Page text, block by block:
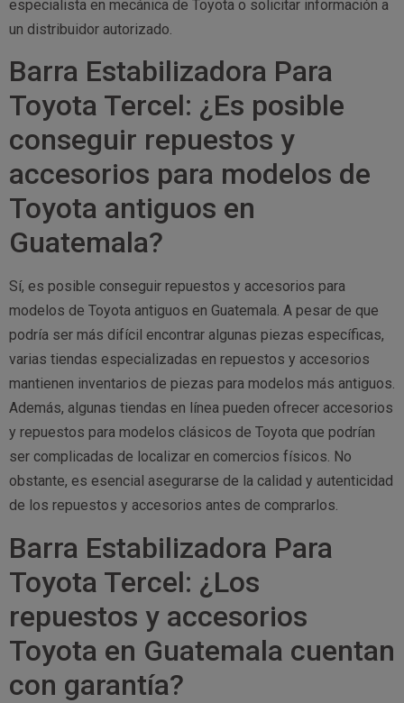
especialista en mecánica de Toyota o solicitar información a
un distribuidor autorizado.
Barra Estabilizadora Para
Toyota Tercel: ¿Es posible
conseguir repuestos y
accesorios para modelos de
Toyota antiguos en
Guatemala?
Sí, es posible conseguir repuestos y accesorios para
modelos de Toyota antiguos en Guatemala. A pesar de que
podría ser más difícil encontrar algunas piezas específicas,
varias tiendas especializadas en repuestos y accesorios
mantienen inventarios de piezas para modelos más antiguos.
Además, algunas tiendas en línea pueden ofrecer accesorios
y repuestos para modelos clásicos de Toyota que podrían
ser complicadas de localizar en comercios físicos. No
obstante, es esencial asegurarse de la calidad y autenticidad
de los repuestos y accesorios antes de comprarlos.
Barra Estabilizadora Para
Toyota Tercel: ¿Los
repuestos y accesorios
Toyota en Guatemala cuentan
con garantía?